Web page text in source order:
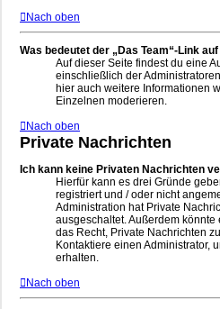
Nach oben
Was bedeutet der „Das Team“-Link
Auf dieser Seite findest du eine
einschließlich der
hier auch weitere Informationen
Einzelnen moderieren.
Nach oben
Private Nachrichten
Ich kann keine Privaten Nachrichten
Hierfür kann es drei Gründe
registriert und / oder nicht
Administration hat Private
ausgeschaltet. Außerdem
das Recht, Private Nachrichten
Kontaktiere einen Administrator,
erhalten.
Nach oben